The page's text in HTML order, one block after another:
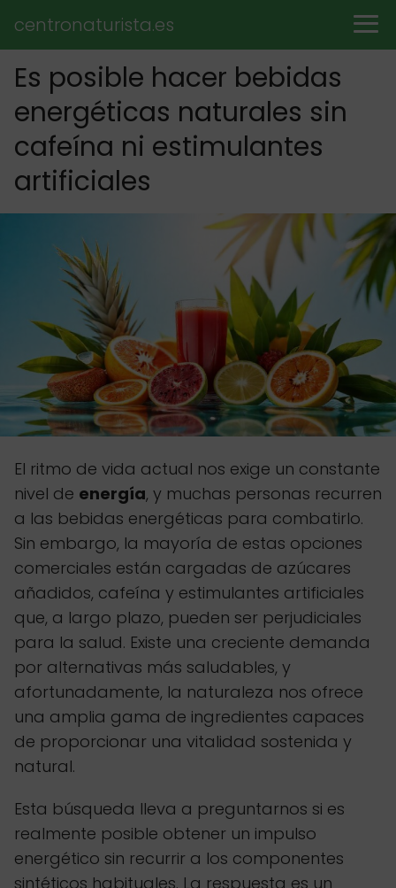
centronaturista.es
Es posible hacer bebidas
energéticas naturales sin
cafeína ni estimulantes
artificiales
El ritmo de vida actual nos exige un constante
nivel de energía, y muchas personas recurren
a las bebidas energéticas para combatirlo.
Sin embargo, la mayoría de estas opciones
comerciales están cargadas de azúcares
añadidos, cafeína y estimulantes artificiales
que, a largo plazo, pueden ser perjudiciales
para la salud. Existe una creciente demanda
por alternativas más saludables, y
afortunadamente, la naturaleza nos ofrece
una amplia gama de ingredientes capaces
de proporcionar una vitalidad sostenida y
natural.
Esta búsqueda lleva a preguntarnos si es
realmente posible obtener un impulso
energético sin recurrir a los componentes
sintéticos habituales. La respuesta es un